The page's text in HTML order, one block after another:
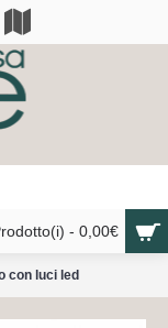
- 0,00€
con luci led